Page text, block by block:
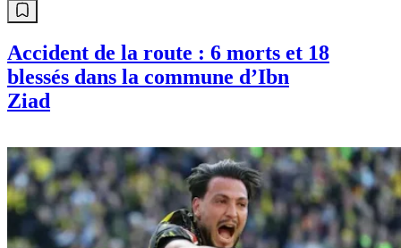
Accident de la route : 6 morts et 18
blessés dans la commune d’Ibn
Ziad